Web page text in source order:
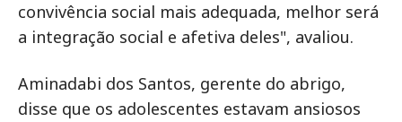
convivência social mais adequada, melhor será
a integração social e afetiva deles", avaliou.
Aminadabi dos Santos, gerente do abrigo,
disse que os adolescentes estavam ansiosos